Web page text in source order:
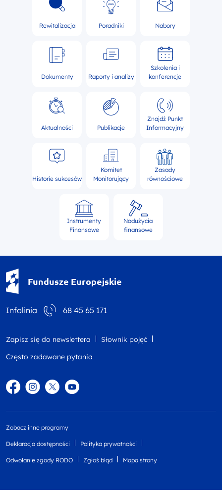
Rewitalizacja Poradniki Nabory
Dokumenty Raporty i analizy
Szkolenia i
konferencje
Aktualności Publikacje
Znajdź Punkt
Informacyjny
Historie sukcesów
Komitet
Monitorujący
Zasady
równościowe
Instrumenty
Finansowe
Nadużycia
finansowe
Fundusze Europejskie
Infolinia 68 45 65 171
Zapisz się do newslettera
Słownik pojęć
Często zadawane pytania
FacebookInstagram
TwitterYouTube
Zobacz inne programy
Deklaracja dostępności Polityka prywatności
Odwołanie zgody RODO Zgłoś błąd Mapa strony